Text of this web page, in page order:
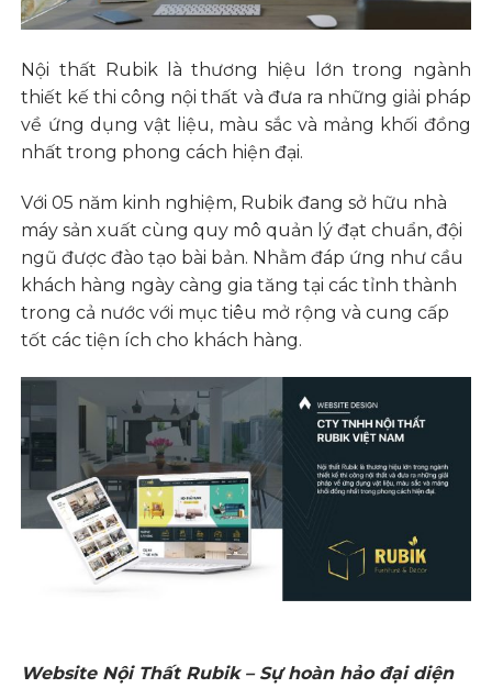
Nội thất Rubik là thương hiệu lớn trong ngành
thiết kế thi công nội thất và đưa ra những giải pháp
về ứng dụng vật liệu, màu sắc và mảng khối đồng
nhất trong phong cách hiện đại.
Với 05 năm kinh nghiệm, Rubik đang sở hữu nhà
máy sản xuất cùng quy mô quản lý đạt chuẩn, đội
ngũ được đào tạo bài bản. Nhằm đáp ứng như cầu
khách hàng ngày càng gia tăng tại các tỉnh thành
trong cả nước với mục tiêu mở rộng và cung cấp
tốt các tiện ích cho khách hàng.
Website Nội Thất Rubik – Sự hoàn hảo đại diện